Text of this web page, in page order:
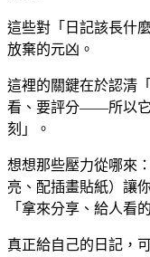
這些對「日記該長什
放棄的元凶。
這裡的關鍵在於認清
看、要評分——所以它
刻」。
想想那些壓力從哪來
亮、配插畫貼紙）讓
「拿來分享、給人看
真正給自己的日記，